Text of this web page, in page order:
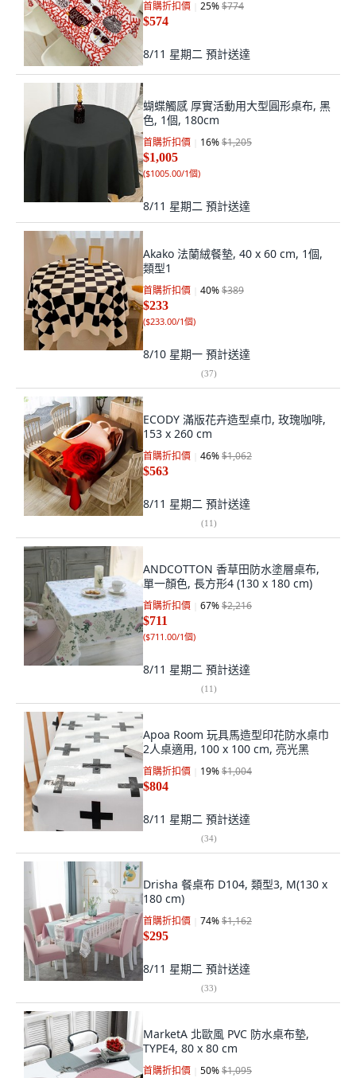
首購折扣價 25%$774
$574
8/11 星期二 預計送達
蝴蝶觸感 厚實活動用大型圓形桌布, 黑
色, 1個, 180cm
首購折扣價 16%$1,205
$1,005
($1005.00/1個)
8/11 星期二 預計送達
Akako 法蘭絨餐墊, 40 x 60 cm, 1個,
類型1
首購折扣價 40%$389
$233
($233.00/1個)
8/10 星期一 預計送達
(37)
ECODY 滿版花卉造型桌巾, 玫瑰咖啡,
153 x 260 cm
首購折扣價 46%$1,062
$563
8/11 星期二 預計送達
(11)
ANDCOTTON 香草田防水塗層桌布,
單一顏色, 長方形4 (130 x 180 cm)
首購折扣價 67%$2,216
$711
($711.00/1個)
8/11 星期二 預計送達
(11)
Apoa Room 玩具馬造型印花防水桌巾
2人桌適用, 100 x 100 cm, 亮光黑
首購折扣價 19%$1,004
$804
8/11 星期二 預計送達
(34)
Drisha 餐桌布 D104, 類型3, M(130 x
180 cm)
首購折扣價 74%$1,162
$295
8/11 星期二 預計送達
(33)
MarketA 北歐風 PVC 防水桌布墊,
TYPE4, 80 x 80 cm
首購折扣價 50%$1,095